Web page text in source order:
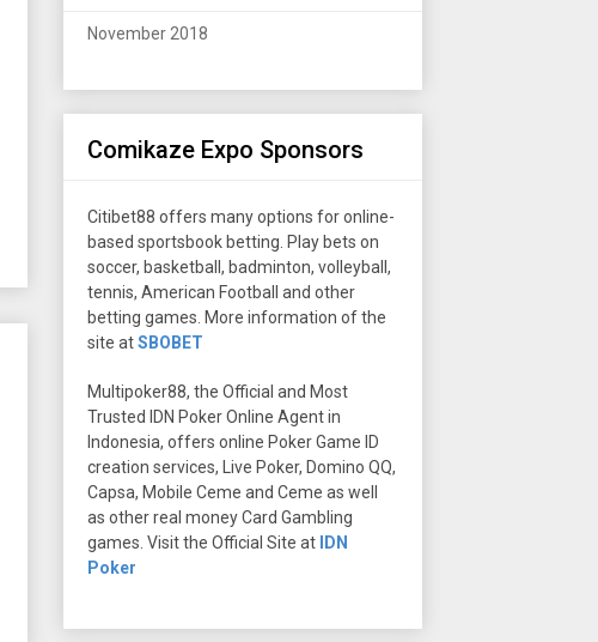
November 2018
Comikaze Expo Sponsors
Citibet88 offers many options for online-
based sportsbook betting. Play bets on
soccer, basketball, badminton, volleyball,
tennis, American Football and other
betting games. More information of the
site atSBOBET
Multipoker88, the Official and Most
Trusted IDN Poker Online Agent in
Indonesia, offers online Poker Game ID
creation services, Live Poker, Domino QQ,
Capsa, Mobile Ceme and Ceme as well
as other real money Card Gambling
games. Visit the Official Site at IDN
Poker